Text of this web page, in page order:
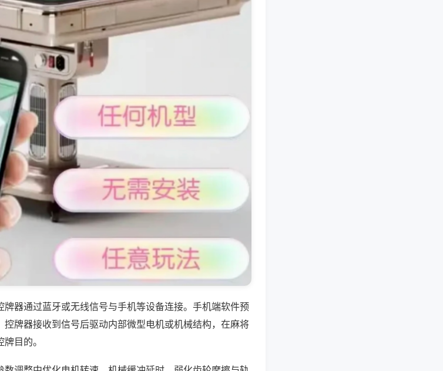
器通过蓝牙或无线信号与手机等设备连接。手机端软件预
牌器接收到信号后驱动内部微型电机或机械结构，在麻将
目的。